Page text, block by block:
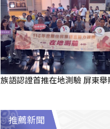
族語認證首推在地測驗 屏東
推薦新聞